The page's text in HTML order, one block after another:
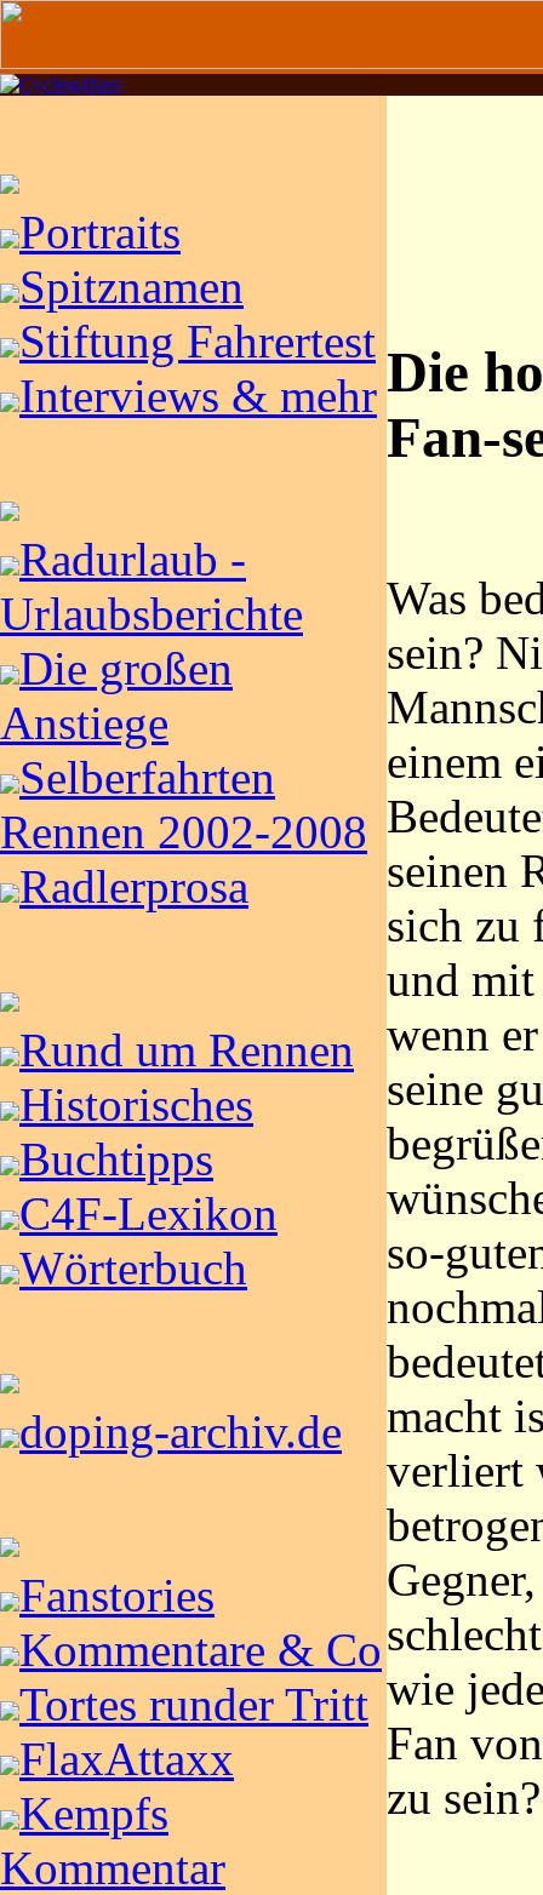
Portraits
Spitznamen
Stiftung Fahrertest
Interviews & mehr
Radurlaub -
Urlaubsberichte
Die großen
Anstiege
Selberfahrten
Rennen 2002-2008
Radlerprosa
Rund um Rennen
Historisches
Buchtipps
C4F-Lexikon
Wörterbuch
doping-archiv.de
Fanstories
Kommentare & Co
Tortes runder Tritt
FlaxAttaxx
Kempfs
Kommentar
Die
Fan-
Was
sein?
einem
seinen
sich zu
und mit
wenn
seine
so-
macht
verliert
wie
Fan
zu sein?